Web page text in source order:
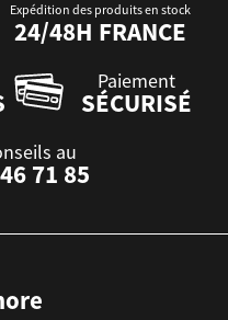
Expédition des produits en stock
24/48H FRANCE
Paiement
SÉCURISÉ
au
71 85